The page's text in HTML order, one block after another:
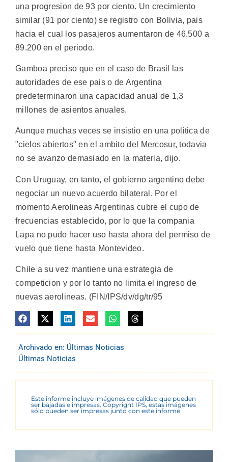
una progresion de 93 por ciento. Un crecimiento
similar (91 por ciento) se registro con Bolivia, pais
hacia el cual los pasajeros aumentaron de 46.500 a
89.200 en el periodo.
Gamboa preciso que en el caso de Brasil las
autoridades de ese pais o de Argentina
predeterminaron una capacidad anual de 1,3
millones de asientos anuales.
Aunque muchas veces se insistio en una politica de
"cielos abiertos" en el ambito del Mercosur, todavia
no se avanzo demasiado en la materia, dijo.
Con Uruguay, en tanto, el gobierno argentino debe
negociar un nuevo acuerdo bilateral. Por el
momento Aerolineas Argentinas cubre el cupo de
frecuencias establecido, por lo que la compania
Lapa no pudo hacer uso hasta ahora del permiso de
vuelo que tiene hasta Montevideo.
Chile a su vez mantiene una estrategia de
competicion y por lo tanto no limita el ingreso de
nuevas aerolineas. (FIN/IPS/dv/dg/tr/95
Archivado en: Últimas Noticias
Últimas Noticias
Este informe incluye imágenes de calidad que pueden
ser bajadas e impresas. Copyright IPS, estas imágenes
sólo pueden ser impresas junto con este informe